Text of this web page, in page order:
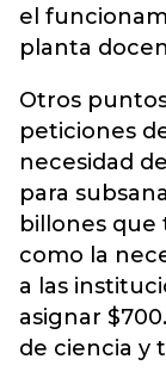
el
planta
Otros
peticiones
necesidad
para
billones que
como la
a las
asignar
de ciencia y